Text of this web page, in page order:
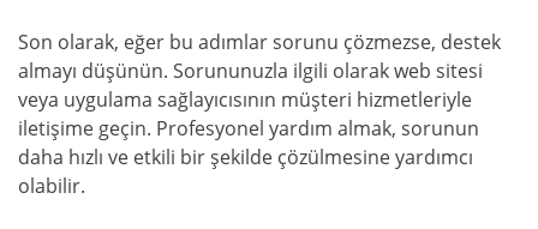
Son olarak, eğer bu adımlar sorunu çözmezse, destek
almayı düşünün. Sorununuzla ilgili olarak web sitesi
veya uygulama sağlayıcısının müşteri hizmetleriyle
iletişime geçin. Profesyonel yardım almak, sorunun
daha hızlı ve etkili bir şekilde çözülmesine yardımcı
olabilir.